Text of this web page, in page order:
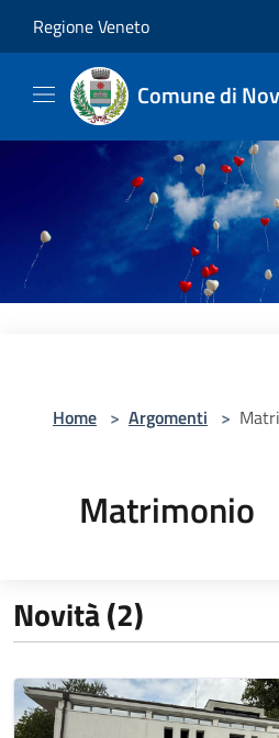
Regione Veneto
Comune di
Home > Argomenti >
Matrimonio
Novità (2)